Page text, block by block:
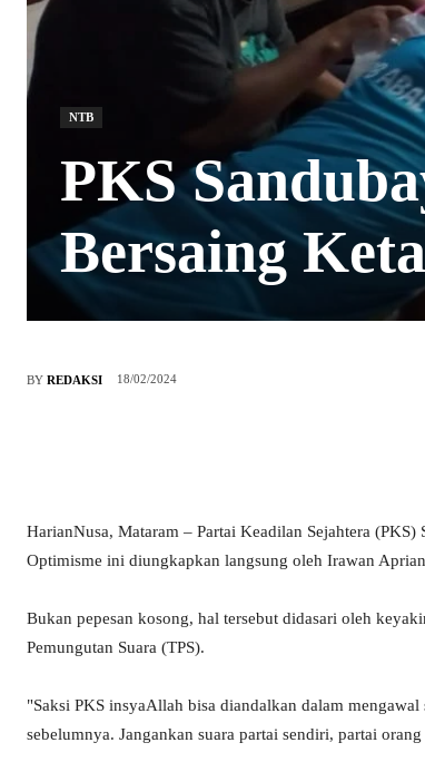
NTB
PKS
Bersaing
BY REDAKSI 18/02/2024
HarianNusa, Mataram – Partai Keadilan Sejahtera
Optimisme ini diungkapkan langsung oleh Irawan
Bukan pepesan kosong, hal tersebut didasari oleh
Pemungutan Suara (TPS).
"Saksi PKS insyaAllah bisa diandalkan dalam
sebelumnya. Jangankan suara partai sendiri, partai